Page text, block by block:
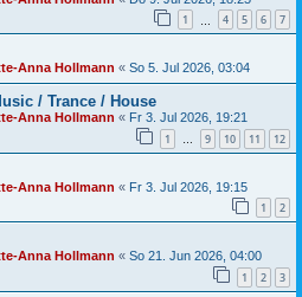
1 4 5 6 7
Anna Hollmann « So 5. Jul 2026, 03:04
/ Trance / House
Anna Hollmann « Fr 3. Jul 2026, 19:21
1 … 9 10 11 12
Anna Hollmann « Fr 3. Jul 2026, 19:15
1 2
Anna Hollmann « So 21. Jun 2026, 04:00
1 2 3